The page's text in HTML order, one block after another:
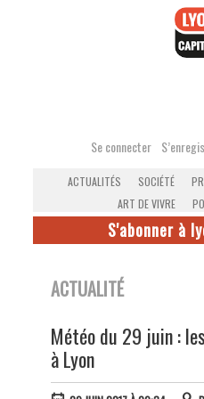
Se connecter
ACTUALITÉS SOCIÉTÉ
ART DE VIVRE
S'abonner à
ACTUALITÉ
Météo du 29 juin :
à Lyon